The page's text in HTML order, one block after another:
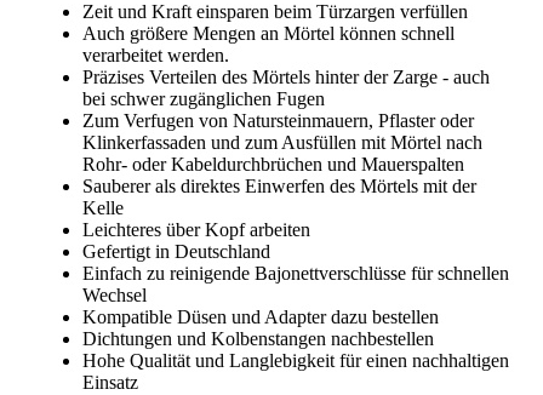
Zeit und Kraft einsparen beim Türzargen verfüllen
Auch größere Mengen an Mörtel können schnell
verarbeitet werden.
Präzises Verteilen des Mörtels hinter der Zarge - auch
bei schwer zugänglichen Fugen
Zum Verfugen von Natursteinmauern, Pflaster oder
Klinkerfassaden und zum Ausfüllen mit Mörtel nach
Rohr- oder Kabeldurchbrüchen und Mauerspalten
Sauberer als direktes Einwerfen des Mörtels mit der
Kelle
Leichteres über Kopf arbeiten
Gefertigt in Deutschland
Einfach zu reinigende Bajonettverschlüsse für schnellen
Wechsel
Kompatible Düsen und Adapter dazu bestellen
Dichtungen und Kolbenstangen nachbestellen
Hohe Qualität und Langlebigkeit für einen nachhaltigen
Einsatz